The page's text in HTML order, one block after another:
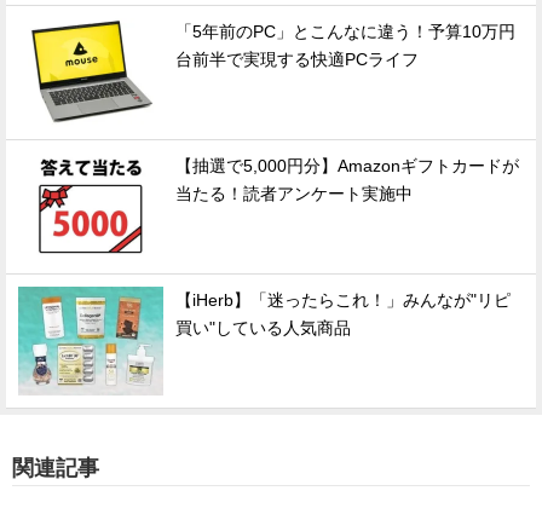
「5年前のPC」とこんなに違う！予算10万円
台前半で実現する快適PCライフ
【抽選で5,000円分】Amazonギフトカードが
当たる！読者アンケート実施中
【iHerb】「迷ったらこれ！」みんなが"リピ
買い"している人気商品
関連記事